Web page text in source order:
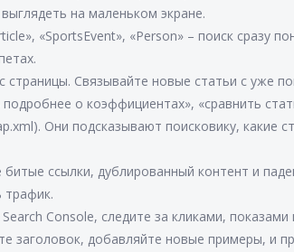
на маленьком экране.
«SportsEvent», «Person» – поиск сразу
страницы. Связывайте новые статьи с уже
о коэффициентах», «сравнить
Они подсказывают поисковику, какие
ссылки, дублированный контент и
трафик.
Console, следите за кликами, показами
заголовок, добавляйте новые примеры, и